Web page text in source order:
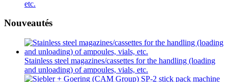
etc.
Nouveautés
Stainless steel magazines/cassettes for the handling (loading
and unloading) of ampoules, vials, etc.